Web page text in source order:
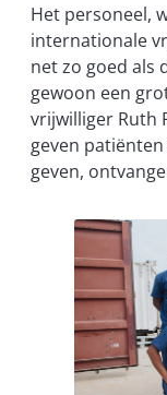
Het personeel,
internationale
net zo goed als
gewoon een
vrijwilliger Ruth
geven
geven,